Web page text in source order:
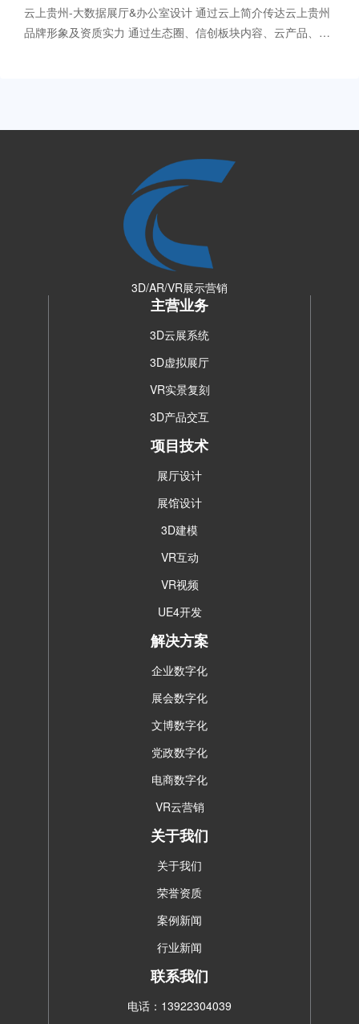
云上贵州-大数据展厅&办公室设计 通过云上简介传达云上贵州
品牌形象及资质实力 通过生态圈、信创板块内容、云产品、项
3D/AR/VR展示营销
主营业务
3D云展系统
3D虚拟展厅
VR实景复刻
3D产品交互
项目技术
展厅设计
展馆设计
3D建模
VR互动
VR视频
UE4开发
解决方案
企业数字化
展会数字化
文博数字化
党政数字化
电商数字化
VR云营销
关于我们
关于我们
荣誉资质
案例新闻
行业新闻
联系我们
电话：13922304039